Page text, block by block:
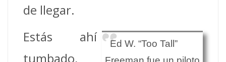
de llegar.
Ed W. “Too Tall”
Estás ahí
tumbado,